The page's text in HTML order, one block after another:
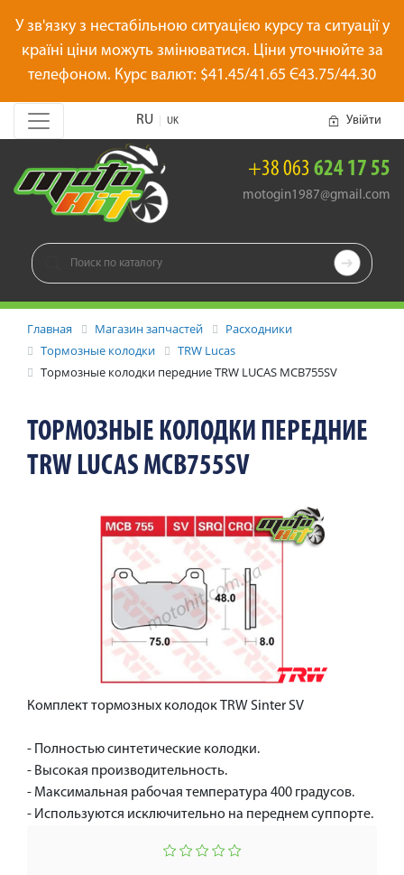
У зв'язку з нестабільною ситуацією курсу та ситуації у
країні ціни можуть змінюватися. Ціни уточнюйте за
телефоном. Курс валют: $41.45/41.65 Є43.75/44.30
RU UK Увійти
+38 063 624 17 55
motogin1987@gmail.com

Главная Магазин запчастей
Расходники
Тормозные колодки
TRW Lucas
Тормозные колодки передние TRW LUCAS MCB755SV
ТОРМОЗНЫЕ КОЛОДКИ ПЕРЕДНИЕ
TRW LUCAS MCB755SV
Комплект тормозных колодок TRW Sinter SV
- Полностью синтетические колодки.
- Высокая производительность.
- Максимальная рабочая температура 400 градусов.
- Используются исключительно на переднем суппорте.